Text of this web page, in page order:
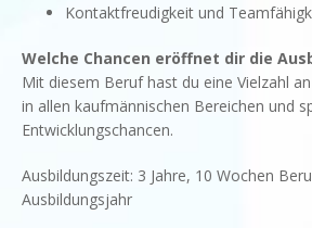
Kontaktfreudigkeit und
Welche Chancen eröffnet dir die
Mit diesem Beruf hast du eine Vielzahl
in allen kaufmännischen Bereichen und
Entwicklungschancen.
Ausbildungszeit: 3 Jahre, 10 Wochen
Ausbildungsjahr